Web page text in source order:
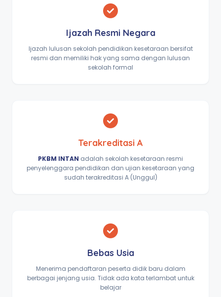
Ijazah Resmi Negara
Ijazah lulusan sekolah pendidikan kesetaraan bersifat
resmi dan memiliki hak yang sama dengan lulusan
sekolah formal
Terakreditasi A
PKBM INTAN adalah sekolah kesetaraan resmi
penyelenggara pendidikan dan ujian kesetaraan yang
sudah terakreditasi A (Unggul)
Bebas Usia
Menerima pendaftaran peserta didik baru dalam
berbagai jenjang usia. Tidak ada kata terlambat untuk
belajar